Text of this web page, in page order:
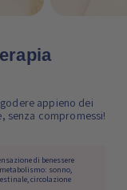
appieno dei
senza compromessi!
di benessere
sonno,
circolazione